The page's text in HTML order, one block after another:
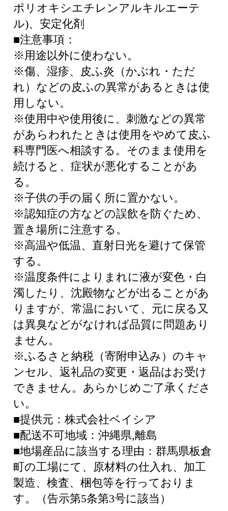
ポリオキシエチレンアルキルエーテ
ル)、安定化剤
■注意事項：
※用途以外に使わない。
※傷、湿疹、皮ふ炎（かぶれ・ただ
れ）などの皮ふの異常があるときは使
用しない。
※使用中や使用後に、刺激などの異常
があらわれたときは使用をやめて皮ふ
科専門医へ相談する。そのまま使用を
続けると、症状が悪化することがあ
る。
※子供の手の届く所に置かない。
※認知症の方などの誤飲を防ぐため、
置き場所に注意する。
※高温や低温、直射日光を避けて保管
する。
※温度条件によりまれに液が変色・白
濁したり、沈殿物などが出ることがあ
りますが、常温において、元に戻る又
は異臭などがなければ品質に問題あり
ません。
※ふるさと納税（寄附申込み）のキャ
ンセル、返礼品の変更・返品はお受け
できません。あらかじめご了承くださ
い。
■提供元：株式会社ベイシア
■配送不可地域：沖縄県,離島
■地場産品に該当する理由：群馬県板倉
町の工場にて、原材料の仕入れ、加工
製造、検査、梱包等を行っておりま
す。（告示第5条第3号に該当）